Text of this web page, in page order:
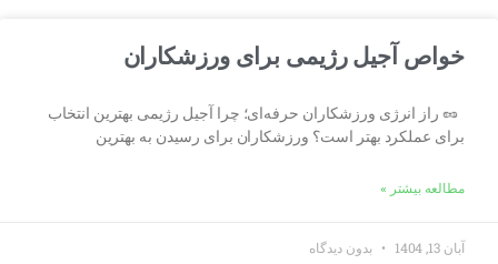
خواص آجیل رژیمی برای ورزشکاران
🥜 راز انرژی ورزشکاران حرفه‌ای؛ چرا آجیل رژیمی بهترین انتخاب
برای عملکرد بهتر است؟ ورزشکاران برای رسیدن به بهترین
مطالعه بیشتر »
آبان 13, 1404 بدون دیدگاه